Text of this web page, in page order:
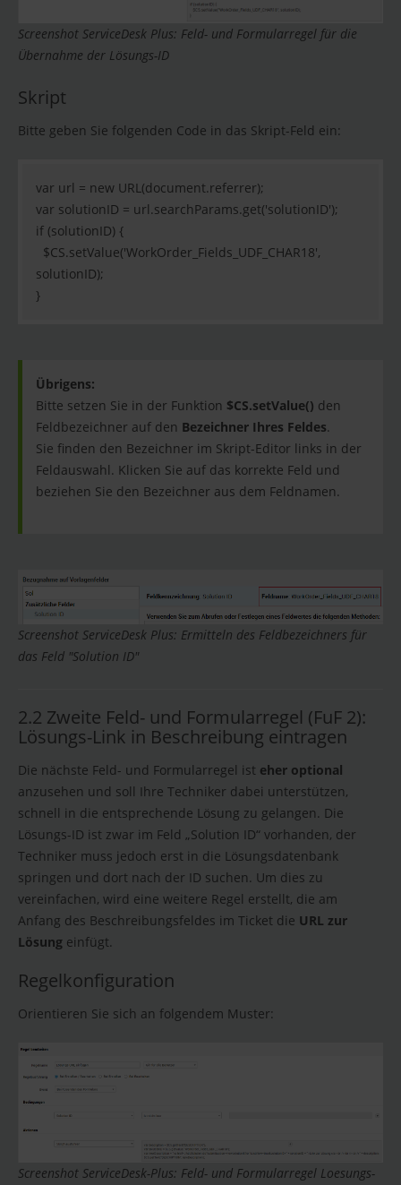
Screenshot ServiceDesk Plus: Feld- und Formularregel für die
Übernahme der Lösungs-ID
Skript
Bitte geben Sie folgenden Code in das Skript-Feld ein:
var url = new URL(document.referrer);
var solutionID = url.searchParams.get('solutionID');
if (solutionID) {
$CS.setValue('WorkOrder_Fields_UDF_CHAR18',
solutionID);
}
Übrigens:
Bitte setzen Sie in der Funktion $CS.setValue() den
Feldbezeichner auf den Bezeichner Ihres Feldes.
Sie finden den Bezeichner im Skript-Editor links in der
Feldauswahl. Klicken Sie auf das korrekte Feld und
beziehen Sie den Bezeichner aus dem Feldnamen.
Screenshot ServiceDesk Plus: Ermitteln des Feldbezeichners für
das Feld "Solution ID"
2.2 Zweite Feld- und Formularregel (FuF 2):
Lösungs-Link in Beschreibung eintragen
Die nächste Feld- und Formularregel ist eher optional
anzusehen und soll Ihre Techniker dabei unterstützen,
schnell in die entsprechende Lösung zu gelangen. Die
Lösungs-ID ist zwar im Feld „Solution ID“ vorhanden, der
Techniker muss jedoch erst in die Lösungsdatenbank
springen und dort nach der ID suchen. Um dies zu
vereinfachen, wird eine weitere Regel erstellt, die am
Anfang des Beschreibungsfeldes im Ticket die URL zur
Lösung einfügt.
Regelkonfiguration
Orientieren Sie sich an folgendem Muster:
Screenshot ServiceDesk-Plus: Feld- und Formularregel Loesungs-